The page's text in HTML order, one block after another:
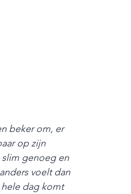
beker om, er
op zijn
genoeg en
voelt dan
hele dag komt